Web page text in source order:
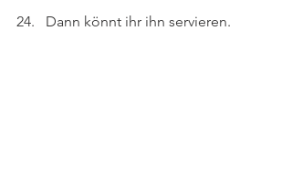
Dann könnt ihr ihn servieren.